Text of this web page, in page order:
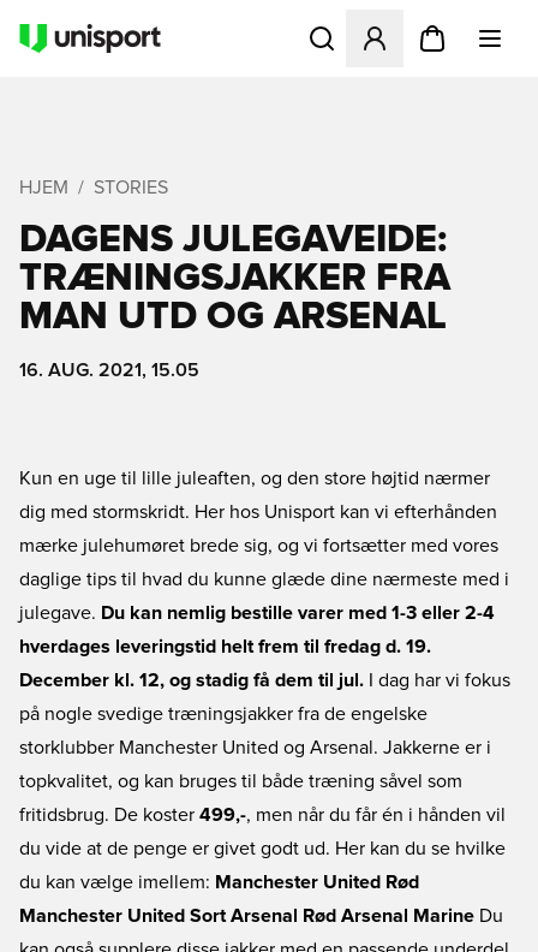
Åbner en Modal til at
HJEM STORIES
DAGENS JULEGAVEIDE:
TRÆNINGSJAKKER FRA
MAN UTD OG ARSENAL
16. AUG. 2021, 15.05
Kun en uge til lille juleaften, og den store højtid nærmer
dig med stormskridt. Her hos Unisport kan vi efterhånden
mærke julehumøret brede sig, og vi fortsætter med vores
daglige tips til hvad du kunne glæde dine nærmeste med i
julegave. Du kan nemlig bestille varer med 1-3 eller 2-4
hverdages leveringstid helt frem til fredag d. 19.
December kl. 12, og stadig få dem til jul. I dag har vi fokus
på nogle svedige træningsjakker fra de engelske
storklubber Manchester United og Arsenal. Jakkerne er i
topkvalitet, og kan bruges til både træning såvel som
fritidsbrug. De koster 499,-, men når du får én i hånden vil
du vide at de penge er givet godt ud. Her kan du se hvilke
du kan vælge imellem: Manchester United Rød
Manchester United Sort Arsenal Rød Arsenal Marine Du